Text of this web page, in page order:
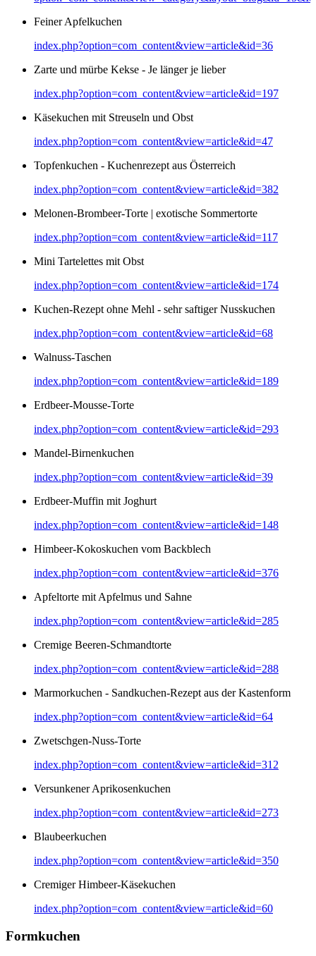
Feiner Apfelkuchen
index.php?option=com_content&view=article&id=36
Zarte und mürbe Kekse - Je länger je lieber
index.php?option=com_content&view=article&id=197
Käsekuchen mit Streuseln und Obst
index.php?option=com_content&view=article&id=47
Topfenkuchen - Kuchenrezept aus Österreich
index.php?option=com_content&view=article&id=382
Melonen-Brombeer-Torte | exotische Sommertorte
index.php?option=com_content&view=article&id=117
Mini Tartelettes mit Obst
index.php?option=com_content&view=article&id=174
Kuchen-Rezept ohne Mehl - sehr saftiger Nusskuchen
index.php?option=com_content&view=article&id=68
Walnuss-Taschen
index.php?option=com_content&view=article&id=189
Erdbeer-Mousse-Torte
index.php?option=com_content&view=article&id=293
Mandel-Birnenkuchen
index.php?option=com_content&view=article&id=39
Erdbeer-Muffin mit Joghurt
index.php?option=com_content&view=article&id=148
Himbeer-Kokoskuchen vom Backblech
index.php?option=com_content&view=article&id=376
Apfeltorte mit Apfelmus und Sahne
index.php?option=com_content&view=article&id=285
Cremige Beeren-Schmandtorte
index.php?option=com_content&view=article&id=288
Marmorkuchen - Sandkuchen-Rezept aus der Kastenform
index.php?option=com_content&view=article&id=64
Zwetschgen-Nuss-Torte
index.php?option=com_content&view=article&id=312
Versunkener Aprikosenkuchen
index.php?option=com_content&view=article&id=273
Blaubeerkuchen
index.php?option=com_content&view=article&id=350
Cremiger Himbeer-Käsekuchen
index.php?option=com_content&view=article&id=60
Formkuchen